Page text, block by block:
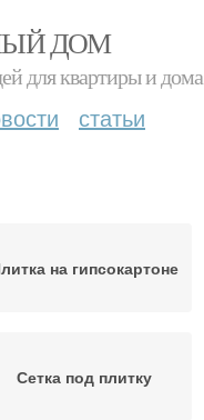
ДОМ
для квартиры и дома
статьи
на гипсокартоне
Сетка под плитку